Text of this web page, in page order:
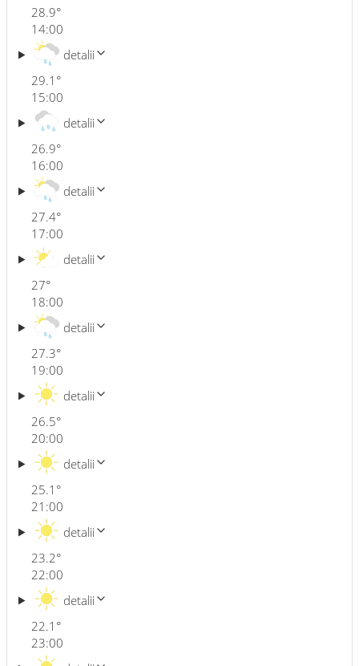
28.9°
14:00
29.1 °
detalii
15:00
26.9°
detalii
16:00
27.4°
detalii
17:00
27°
detalii
18:00
27.3°
detalii
19:00
26.5°
detalii
20:00
25.1 °
detalii
21:00
23.2°
detalii
22:00
22.1 °
detalii
23:00